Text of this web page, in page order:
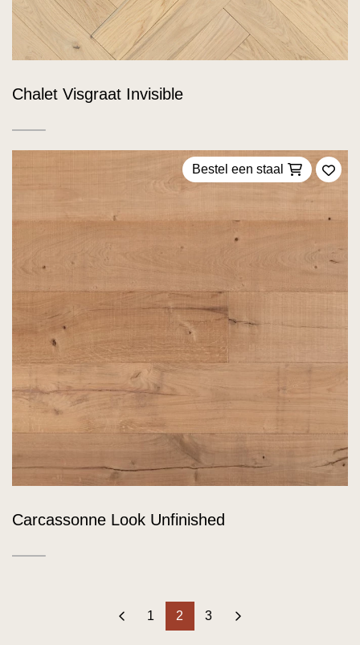
Chalet Visgraat Invisible
Bestel een staal
Carcassonne Look Unfinished
‹ 1 2 3 ›